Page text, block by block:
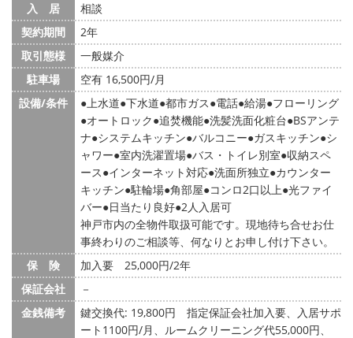
入 居
相談
契約期間
2年
取引態様
一般媒介
駐車場
空有 16,500円/月
設備/条件
上水道 下水道 都市ガス 電話 給湯 フローリング
オートロック 追焚機能 洗髪洗面化粧台 BSアンテ
ナ システムキッチン バルコニー ガスキッチン シ
ャワー 室内洗濯置場 バス・トイレ別室 収納スペ
ース インターネット対応 洗面所独立 カウンター
キッチン 駐輪場 角部屋 コンロ2口以上 光ファイ
バー 日当たり良好 2人入居可
神戸市内の全物件取扱可能です。現地待ち合せお仕
事終わりのご相談等、何なりとお申し付け下さい。
保 険
加入要 25,000円/2年
保証会社
－
金銭備考
鍵交換代: 19,800円
指定保証会社加入要、入居サポ
ート1100円/月、ルームクリーニング代55,000円、